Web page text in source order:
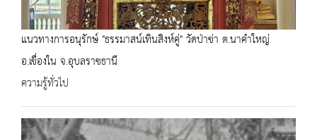
แนวทางการอนุรักษ์ "ธรรมาสน์เทินสิงห์คู่" วัดป่าข่า ต.นาคำใหญ่
อ.เขื่องใน จ.อุบลราชธานี
ความรู้ทั่วไป